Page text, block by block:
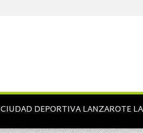
CIUDAD DEPORTIVA LANZAROTE